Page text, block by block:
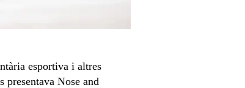
esportiva i altres
presentava Nose and